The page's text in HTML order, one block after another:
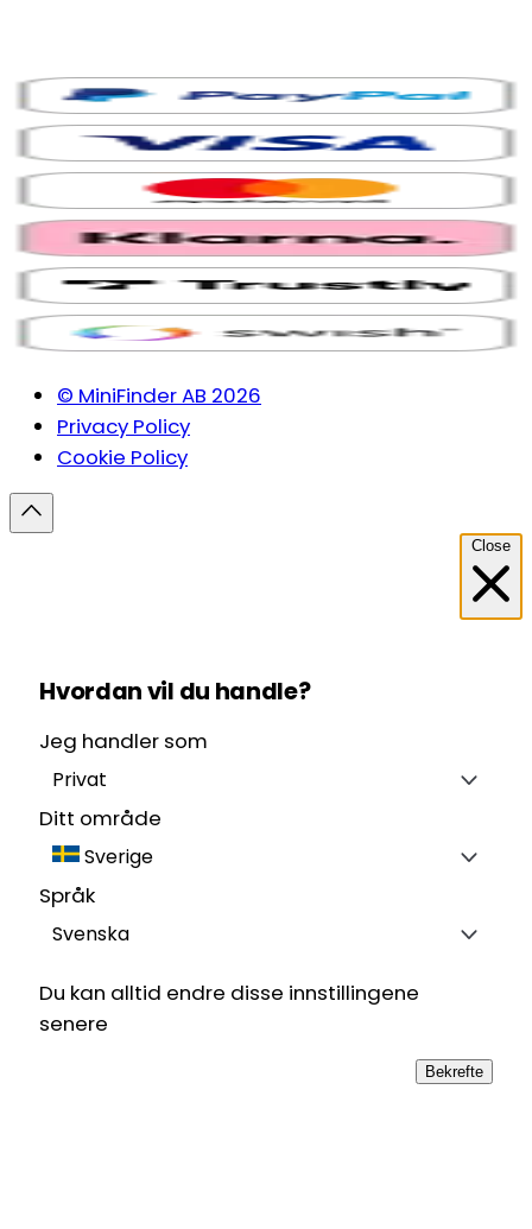
© MiniFinder AB 2026
Privacy Policy
Cookie Policy
Close
Hvordan vil du handle?
Jeg handler som
Privat
Ditt område
Sverige
Språk
Svenska
Du kan alltid endre disse innstillingene
senere
Bekrefte